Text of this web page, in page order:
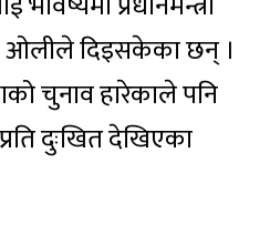
ओलीले दिइसकेका छन् ।
चुनाव हारेकाले पनि
दुःखित देखिएका